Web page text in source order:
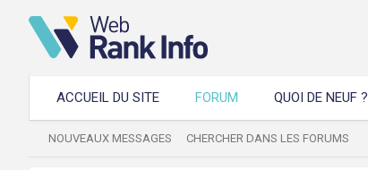
ACCUEIL DU SITE FORUM QUOI DE NEUF ?
NOUVEAUX MESSAGES CHERCHER DANS LES FORUMS